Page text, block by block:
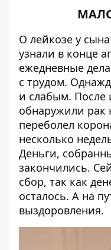
О лейкозе у
узнали в конце
ежедневные
с трудом.
и слабым. После
обнаружили рак
переболел
несколько
Деньги,
закончились.
сбор, так как
осталось. А на
выздоровления.